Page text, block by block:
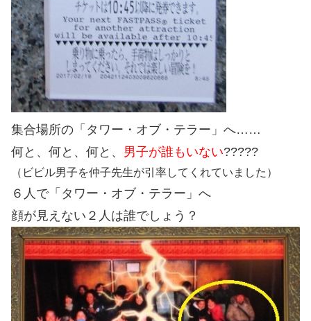
集合場所の「タワー・オブ・テラー」へ……
何と、何と、何と、 男子が誰もいない?????
（ビビル男子を仲子先生が引率してくれていました）
６人で「タワー・オブ・テラー」へ
顔が見えない２人は誰でしょう？